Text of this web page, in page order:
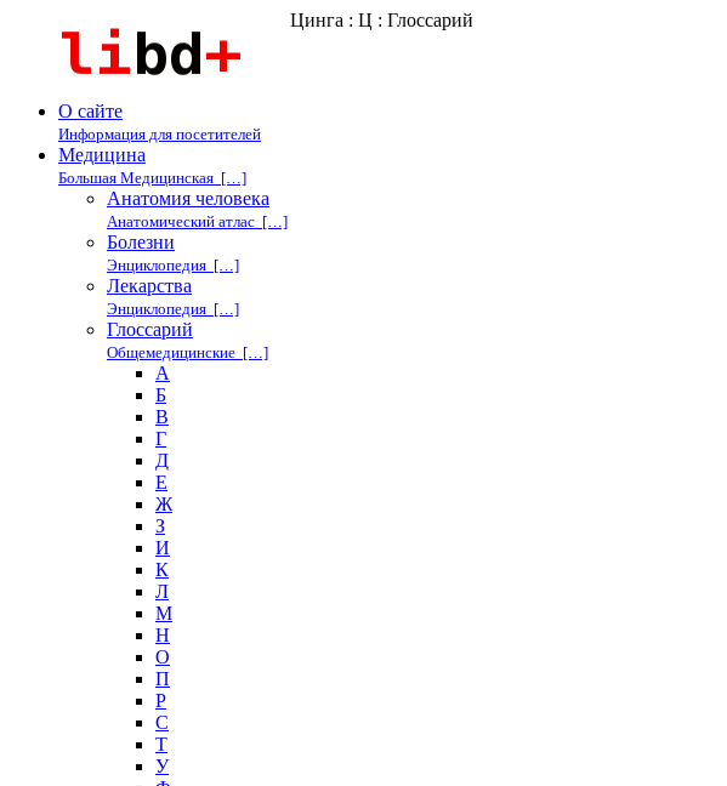
Цинга : Ц : Глоссарий
О сайте
Информация для посетителей
Медицина
Большая Медицинская […]
Анатомия человека
Анатомический атлас […]
Болезни
Энциклопедия […]
Лекарства
Энциклопедия […]
Глоссарий
Общемедицинские […]
А
Б
В
Г
Д
Е
Ж
З
И
К
Л
М
Н
О
П
Р
С
Т
У